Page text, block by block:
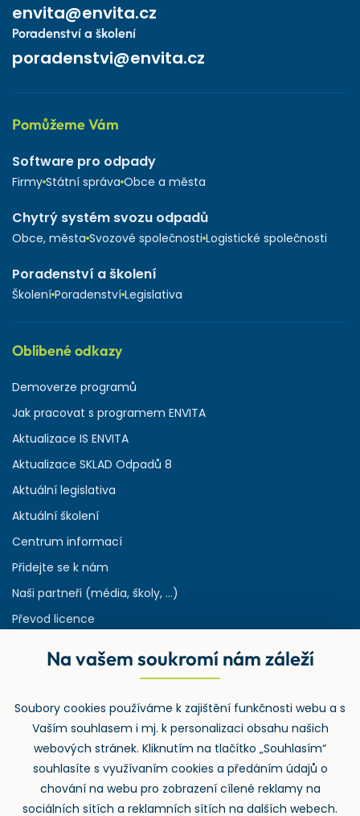
envita@envita.cz
Poradenství a školení
poradenstvi@envita.cz
Pomůžeme Vám
Software pro odpady
Firmy Státní správa Obce a města
Chytrý systém svozu odpadů
Obce, města Svozové společnosti Logistické společnosti
Poradenství a školení
Školení Poradenství Legislativa
Oblíbené odkazy
Demoverze programů
Jak pracovat s programem ENVITA
Aktualizace IS ENVITA
Aktualizace SKLAD Odpadů 8
Aktuální legislativa
Aktuální školení
Centrum informací
Přidejte se k nám
Naši partneři (média, školy, ...)
Převod licence
Rejstřík používaných zkratek v odpadech
Zpětný odběr
Na vašem soukromí nám záleží
Soubory cookies používáme k zajištění funkčnosti webu a s
Vaším souhlasem i mj. k personalizaci obsahu našich
webových stránek. Kliknutím na tlačítko „Souhlasím“
souhlasíte s využívaním cookies a předáním údajů o
chování na webu pro zobrazení cílené reklamy na
sociálních sítích a reklamních sítích na dalších webech.